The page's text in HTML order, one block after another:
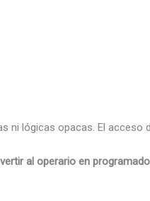
ni lógicas opacas. El
al operario en